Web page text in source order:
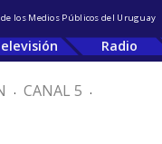
los Medios Públicos del Uruguay
Radio
. CANAL 5 .